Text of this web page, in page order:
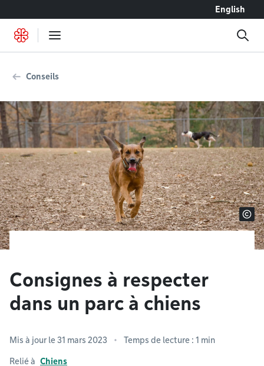
English
Conseils
Consignes à respecter
dans un parc à chiens
Mis à jour le 31 mars 2023 Temps de lecture : 1 min
Relié à Chiens